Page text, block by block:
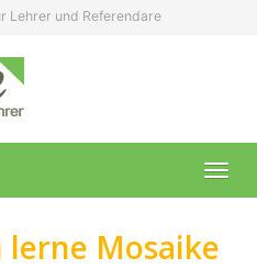
Lehrer und Referendare
lerne Mosaike